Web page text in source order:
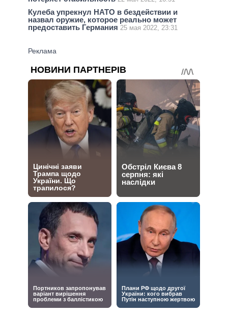
Кулеба упрекнул НАТО в бездействии и
назвал оружие, которое реально может
предоставить Германия 25 мая 2022, 23:31